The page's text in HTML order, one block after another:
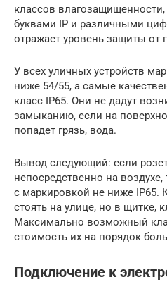
классов
буквами IP и различными
отражает уровень защиты
У всех уличных устройств
ниже 54/55, а самые
класс IP65. Они не дадут
замыканию, если на
попадет грязь, вода.
Вывод следующий: если
непосредственно на воздухе,
с маркировкой не ниже IP65.
стоять на улице, но в щитке,
Максимально возможный
стоимость их на порядок
Подключение к